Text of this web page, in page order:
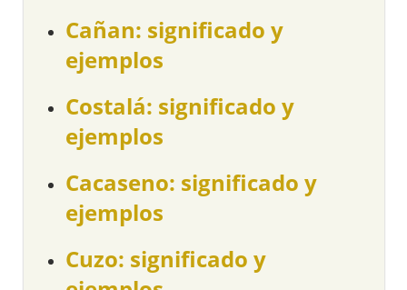
Cañan: significado y
ejemplos
Costalá: significado y
ejemplos
Cacaseno: significado y
ejemplos
Cuzo: significado y